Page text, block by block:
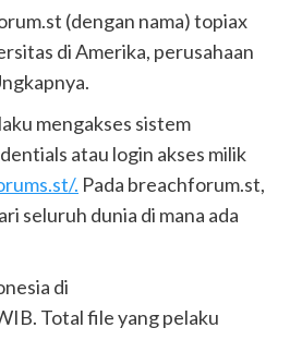
(dengan nama) topiax
di Amerika, perusahaan
mengakses sistem
atau login akses milik
. Pada breachforum.st,
seluruh dunia di mana ada
di
Total file yang pelaku